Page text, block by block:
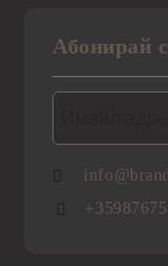
Абонирай